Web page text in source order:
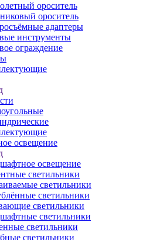
ороситель
ороситель
адаптеры
инструменты
ограждение
освещение
освещение
светильники
светильники
светильники
светильники
светильники
светильники
светильники